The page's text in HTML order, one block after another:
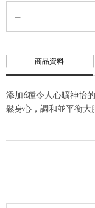
商品資料
添加6種令人心曠神怡
鬆身心，調和並平衡大